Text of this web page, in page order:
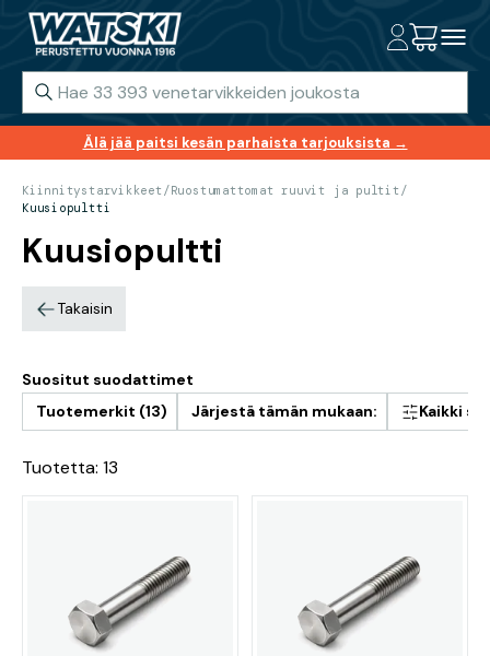
Älä jää paitsi kesän parhaista tarjouksista →
Kiinnitystarvikkeet /Ruostumattomat ruuvit ja pultit /
Kuusiopultti
Kuusiopultti
Takaisin
Suositut suodattimet
Tuotemerkit (13)
Järjestä tämän mukaan: Kaikki
Tuotetta: 13